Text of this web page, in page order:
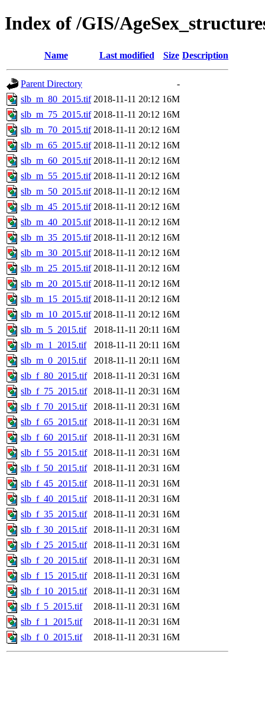
Index of /GIS/
Name Last modified Size Description
Parent Directory
-
slb_m_80_2015.tif 2018-11-11 20:12 16M
slb_m_75_2015.tif 2018-11-11 20:12 16M
slb_m_70_2015.tif 2018-11-11 20:12 16M
slb_m_65_2015.tif 2018-11-11 20:12 16M
slb_m_60_2015.tif 2018-11-11 20:12 16M
slb_m_55_2015.tif 2018-11-11 20:12 16M
slb_m_50_2015.tif 2018-11-11 20:12 16M
slb_m_45_2015.tif 2018-11-11 20:12 16M
slb_m_40_2015.tif 2018-11-11 20:12 16M
slb_m_35_2015.tif 2018-11-11 20:12 16M
slb_m_30_2015.tif 2018-11-11 20:12 16M
slb_m_25_2015.tif 2018-11-11 20:12 16M
slb_m_20_2015.tif 2018-11-11 20:12 16M
slb_m_15_2015.tif 2018-11-11 20:12 16M
slb_m_10_2015.tif 2018-11-11 20:12 16M
slb_m_5_2015.tif
2018-11-11 20:11 16M
slb_m_1_2015.tif
2018-11-11 20:11 16M
slb_m_0_2015.tif
2018-11-11 20:11 16M
slb_f_80_2015.tif
2018-11-11 20:31 16M
slb_f_75_2015.tif
2018-11-11 20:31 16M
slb_f_70_2015.tif
2018-11-11 20:31 16M
slb_f_65_2015.tif
2018-11-11 20:31 16M
slb_f_60_2015.tif
2018-11-11 20:31 16M
slb_f_55_2015.tif
2018-11-11 20:31 16M
slb_f_50_2015.tif
2018-11-11 20:31 16M
slb_f_45_2015.tif
2018-11-11 20:31 16M
slb_f_40_2015.tif
2018-11-11 20:31 16M
slb_f_35_2015.tif
2018-11-11 20:31 16M
slb_f_30_2015.tif
2018-11-11 20:31 16M
slb_f_25_2015.tif
2018-11-11 20:31 16M
slb_f_20_2015.tif
2018-11-11 20:31 16M
slb_f_15_2015.tif
2018-11-11 20:31 16M
slb_f_10_2015.tif
2018-11-11 20:31 16M
slb_f_5_2015.tif
2018-11-11 20:31 16M
slb_f_1_2015.tif
2018-11-11 20:31 16M
slb_f_0_2015.tif
2018-11-11 20:31 16M